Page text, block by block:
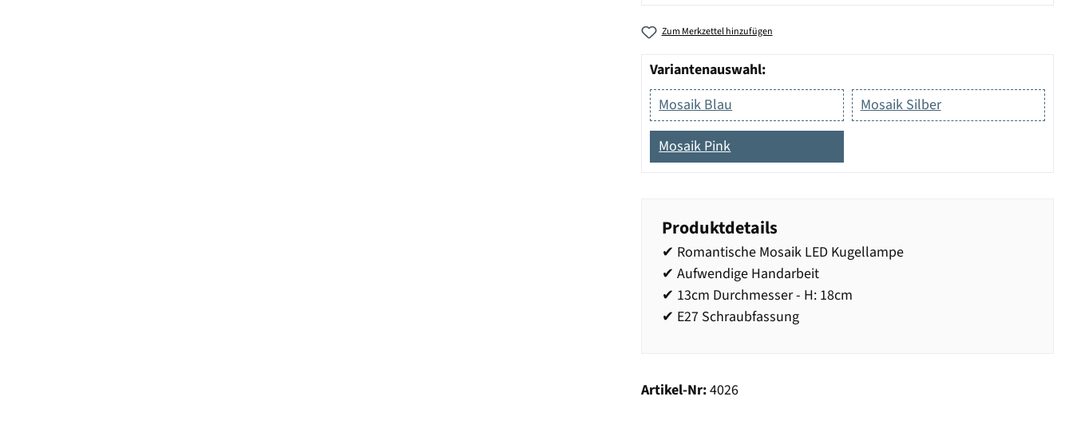
Zum Merkzettel hinzufügen
Variantenauswahl:
Mosaik Blau
Mosaik Silber
Mosaik Pink
Produktdetails
✔ Romantische Mosaik LED Kugellampe
✔ Aufwendige Handarbeit
✔ 13cm Durchmesser - H: 18cm
✔ E27 Schraubfassung
Artikel-Nr:4026